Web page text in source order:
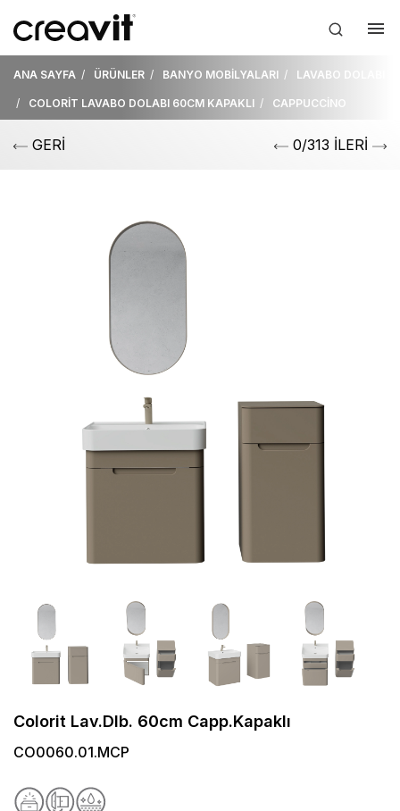
ANA SAYFA ÜRÜNLER BANYO MOBİLYALARI LAVABO DOLABI
COLORİT LAVABO DOLABI 60CM KAPAKLI CAPPUCCİNO
GERİ 0/313 İLERİ
Colorit Lav.Dlb. 60cm Capp.Kapaklı
CO0060.01.MCP